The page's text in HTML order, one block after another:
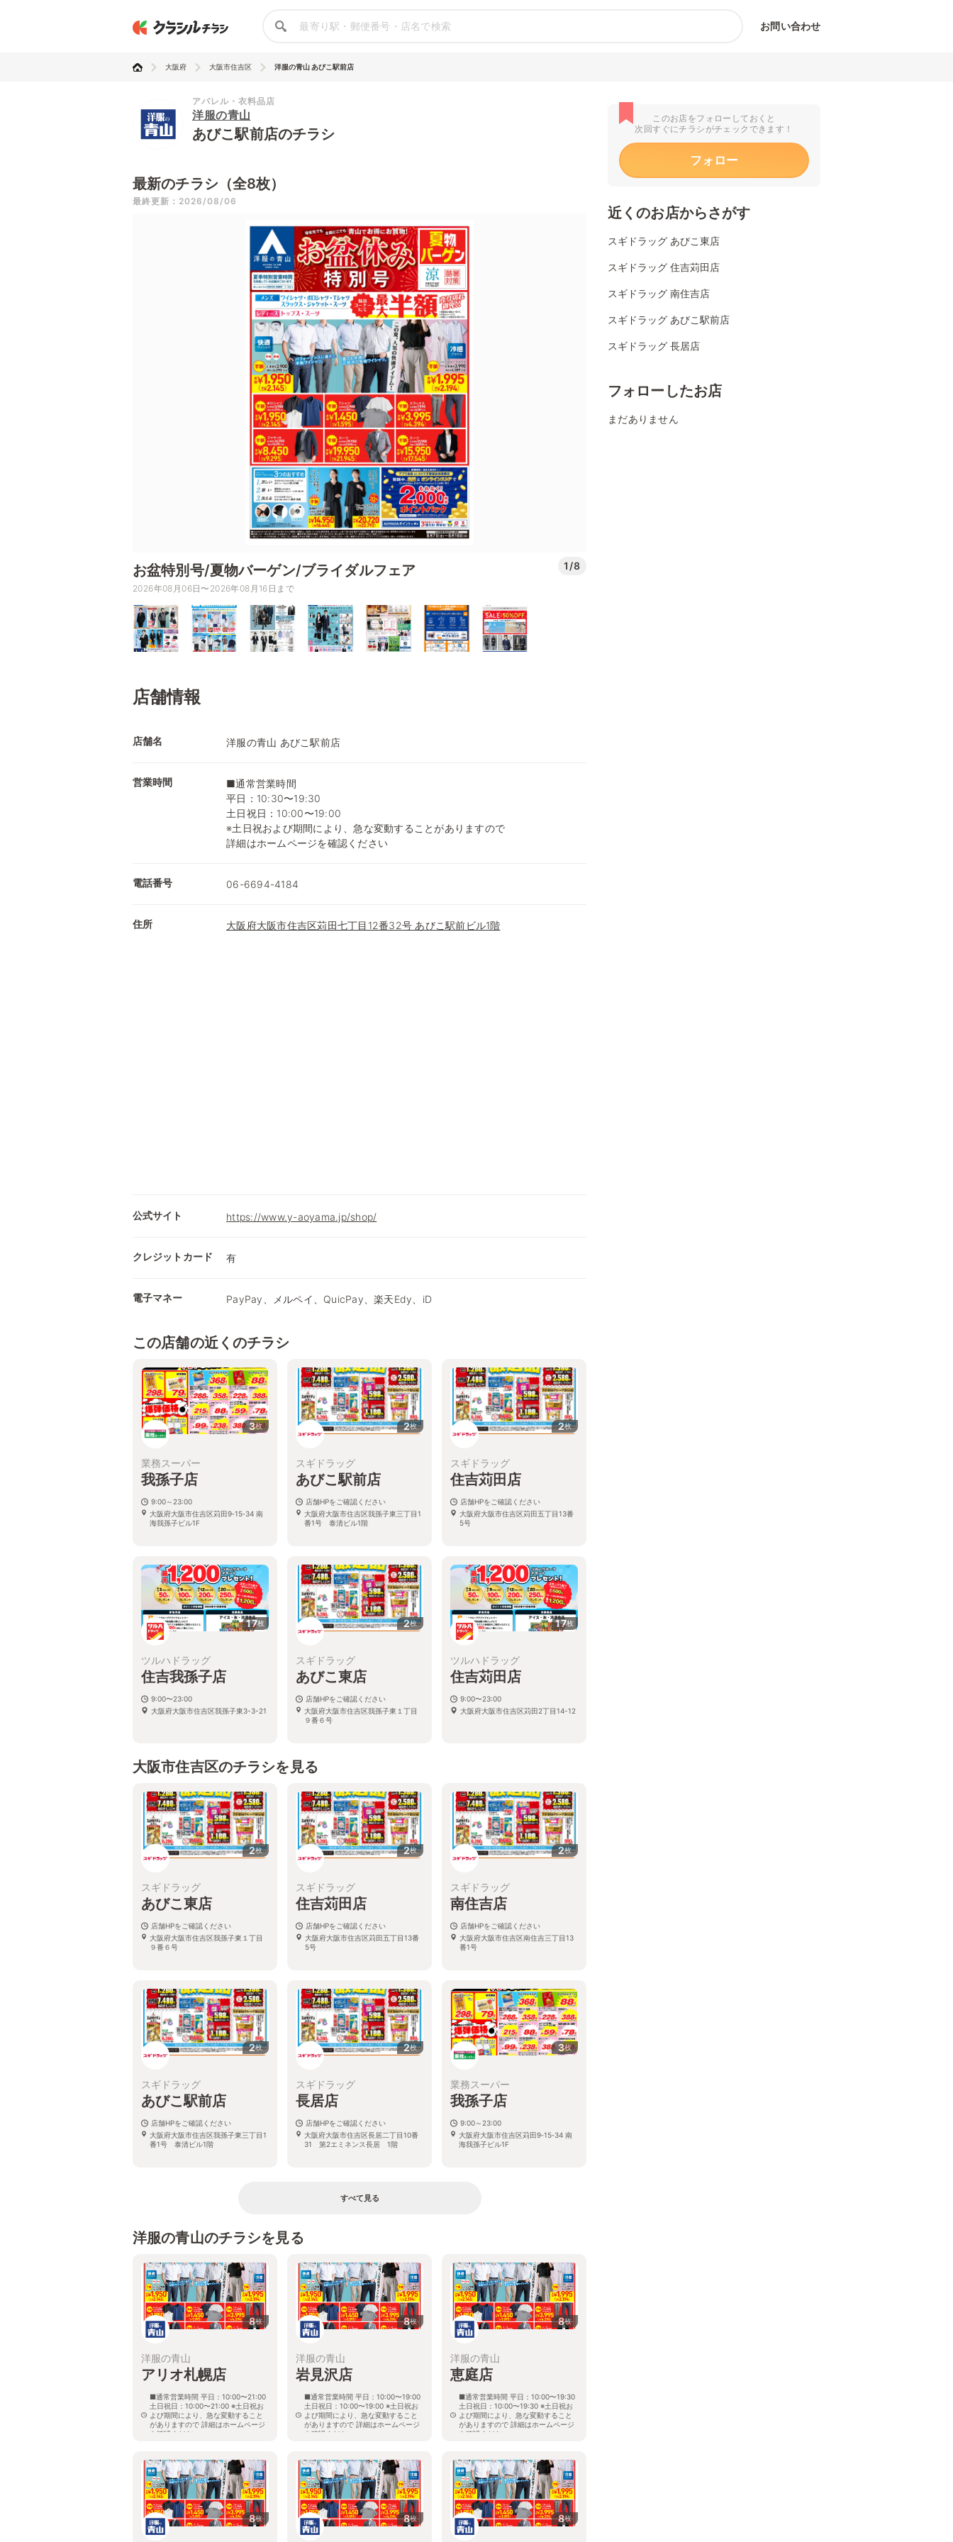
お問い合わせ
大阪府 大阪市住吉区 洋服の青山 あびこ駅前店
アパレル・衣料品店
洋服の青山
あびこ駅前店のチラシ
最新のチラシ（全8枚）
最終更新：2026/08/06
お盆特別号/夏物バーゲン/ブライダルフェア 1/8
2026年08月06日〜2026年08月16日まで
店舗情報
店舗名 洋服の青山 あびこ駅前店
営業時間
■通常営業時間
平日：10:30〜19:30
土日祝日：10:00〜19:00
※土日祝および期間により、急な変動することがありますので
詳細はホームページを確認ください
電話番号 06-6694-4184
住所 大阪府大阪市住吉区苅田七丁目12番32号 あびこ駅前ビル1階
公式サイト https://www.y-aoyama.jp/shop/
クレジットカード 有
電子マネー PayPay、メルペイ、QuicPay、楽天Edy、iD
この店舗の近くのチラシ
3枚
業務スーパー
我孫子店
9:00～23:00
大阪府大阪市住吉区苅田9‐15‐34 南
海我孫子ビル1F
2枚
スギドラッグ
あびこ駅前店
店舗HPをご確認ください
大阪府大阪市住吉区我孫子東三丁目1
番1号 泰清ビル1階
2枚
スギドラッグ
住吉苅田店
店舗HPをご確認ください
大阪府大阪市住吉区苅田五丁目13番
5号
17枚
ツルハドラッグ
住吉我孫子店
9:00〜23:00
大阪府大阪市住吉区我孫子東3-3-21
2枚
スギドラッグ
あびこ東店
店舗HPをご確認ください
大阪府大阪市住吉区我孫子東１丁目
９番６号
17枚
ツルハドラッグ
住吉苅田店
9:00〜23:00
大阪府大阪市住吉区苅田2丁目14-12
大阪市住吉区のチラシを見る
2枚
スギドラッグ
あびこ東店
店舗HPをご確認ください
大阪府大阪市住吉区我孫子東１丁目
９番６号
2枚
スギドラッグ
住吉苅田店
店舗HPをご確認ください
大阪府大阪市住吉区苅田五丁目13番
5号
2枚
スギドラッグ
南住吉店
店舗HPをご確認ください
大阪府大阪市住吉区南住吉三丁目13
番1号
2枚
スギドラッグ
あびこ駅前店
店舗HPをご確認ください
大阪府大阪市住吉区我孫子東三丁目1
番1号 泰清ビル1階
2枚
スギドラッグ
長居店
店舗HPをご確認ください
大阪府大阪市住吉区長居二丁目10番
31 第2エミネンス長居 1階
3枚
業務スーパー
我孫子店
9:00～23:00
大阪府大阪市住吉区苅田9‐15‐34 南
海我孫子ビル1F
すべて見る
洋服の青山のチラシを見る
8枚
洋服の青山
アリオ札幌店
■通常営業時間 平日：10:00〜21:00
土日祝日：10:00〜21:00 ※土日祝お
よび期間により、急な変動すること
がありますので 詳細はホームページ
を確認ください
8枚
洋服の青山
岩見沢店
■通常営業時間 平日：10:00〜19:00
土日祝日：10:00〜19:00 ※土日祝お
よび期間により、急な変動すること
がありますので 詳細はホームページ
を確認ください
8枚
洋服の青山
恵庭店
■通常営業時間 平日：10:00〜19:30
土日祝日：10:00〜19:30 ※土日祝お
よび期間により、急な変動すること
がありますので 詳細はホームページ
を確認ください
8枚 8枚 8枚
このお店をフォローしておくと
次回すぐにチラシがチェックできます！
フォロー
近くのお店からさがす
スギドラッグ あびこ東店
スギドラッグ 住吉苅田店
スギドラッグ 南住吉店
スギドラッグ あびこ駅前店
スギドラッグ 長居店
フォローしたお店
まだありません